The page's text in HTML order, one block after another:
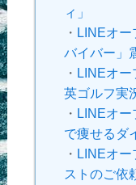
ィ」
・ LINEオー
バイバー」
・ LINEオー
英ゴルフ実
・ LINEオー
で痩せるダ
・ LINEオー
ストのご依